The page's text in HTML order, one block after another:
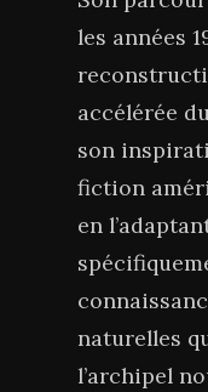
les années
accélérée
son
fiction
en
naturelles
l’archipel